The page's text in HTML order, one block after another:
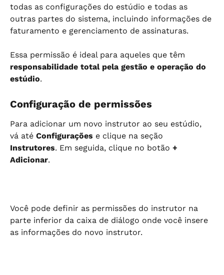
todas as configurações do estúdio e todas as
outras partes do sistema, incluindo informações de
faturamento e gerenciamento de assinaturas.
Essa permissão é ideal para aqueles que têm
responsabilidade total pela gestão e operação do
estúdio.
Configuração de permissões
Para adicionar um novo instrutor ao seu estúdio,
vá até Configurações e clique na seção
Instrutores. Em seguida, clique no botão +
Adicionar.
Você pode definir as permissões do instrutor na
parte inferior da caixa de diálogo onde você insere
as informações do novo instrutor.